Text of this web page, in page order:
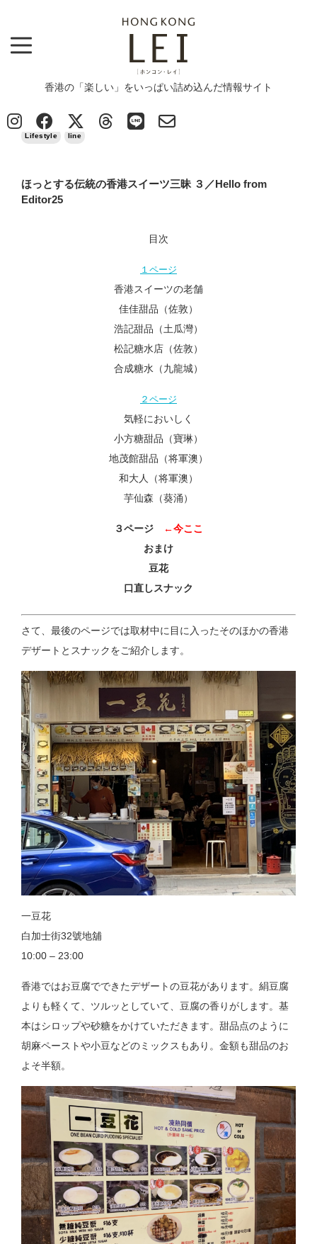
香港の「楽しい」をいっぱい詰め込んだ情報サイト
Lifestyle > ほっとする伝統の香港スイーツ三昧 ３／Hello from Editor25
Lifestyle line
ほっとする伝統の香港スイーツ三昧 ３／Hello from
Editor25
目次
１ページ
香港スイーツの老舗
佳佳甜品（佐敦）
浩記甜品（土瓜灣）
松記糖水店（佐敦）
合成糖水（九龍城）
２ページ
気軽においしく
小方糖甜品（寶琳）
地茂館甜品（将軍澳）
和大人（将軍澳）
芋仙森（葵涌）
３ページ
←今ここ
おまけ
豆花
口直しスナック
さて、最後のページでは取材中に目に入ったそのほかの香港
デザートとスナックをご紹介します。
一豆花
白加士街32號地舖
10:00 – 23:00
香港ではお豆腐でできたデザートの豆花があります。絹豆腐
よりも軽くて、ツルッとしていて、豆腐の香りがします。基
本はシロップや砂糖をかけていただきます。甜品点のように
胡麻ペーストや小豆などのミックスもあり。金額も甜品のお
よそ半額。